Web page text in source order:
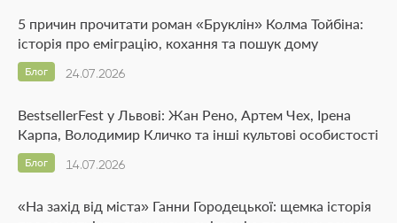
5 причин прочитати роман «Бруклін» Колма Тойбіна:
історія про еміграцію, кохання та пошук дому
24.07.2026
Блог
BestsellerFest у Львові: Жан Рено, Артем Чех, Ірена
Карпа, Володимир Кличко та інші культові особистості
14.07.2026
Блог
«На захід від міста» Ганни Городецької: щемка історія